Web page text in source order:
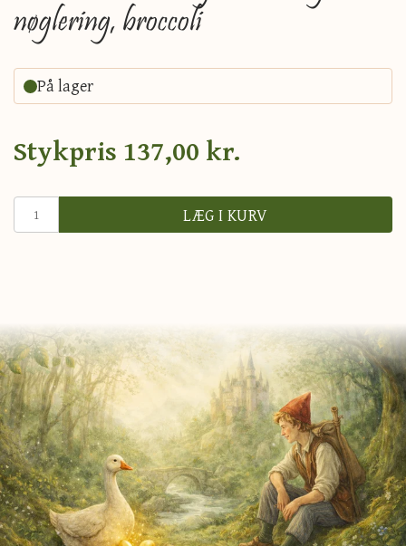
nøglering, broccoli
På lager
Stykpris 137,00 kr.
LÆG I KURV